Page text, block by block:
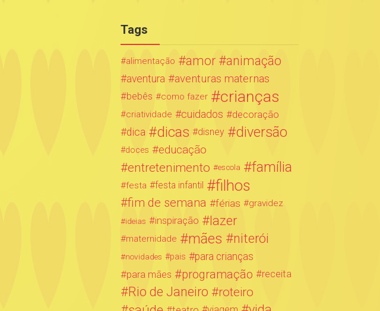
Tags
alimentação amor animação
aventura aventuras maternas
bebês como fazer crianças
criatividade cuidados
decoração
dica
dicas disney diversão
doces educação
entretenimento escola família
festa festa infantil filhos
fim de semana férias gravidez
ideias inspiração lazer
maternidade mães niterói
novidades pais
para crianças
para mães
programação receita
Rio de Janeiro roteiro